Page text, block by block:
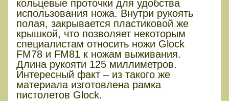
кольцевые проточки для удобства
использования ножа. Внутри рукоять
полая, закрывается пластиковой же
крышкой, что позволяет некоторым
специалистам относить ножи Glock
FM78 и FM81 к ножам выживания.
Длина рукояти 125 миллиметров.
Интересный факт – из такого же
материала изготовлена рамка
пистолетов Glock.